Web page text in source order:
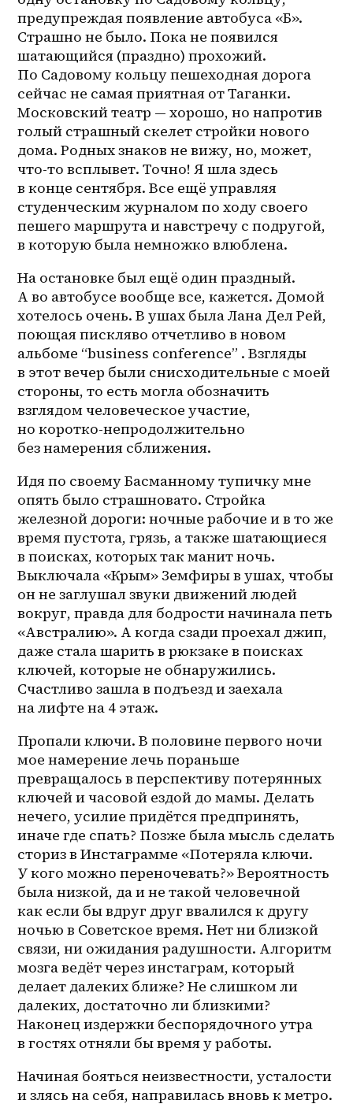
предупреждая появление автобуса «Б».
Страшно не было. Пока не появился
шатающийся (праздно) прохожий.
По Садовому кольцу пешеходная дорога
сейчас не самая приятная от Таганки.
Московский театр — хорошо, но напротив
голый страшный скелет стройки нового
дома. Родных знаков не вижу, но, может,
что-то всплывет. Точно! Я шла здесь
в конце сентября. Все ещё управляя
студенческим журналом по ходу своего
пешего маршрута и навстречу с подругой,
в которую была немножко влюблена.
На остановке был ещё один праздный.
А во автобусе вообще все, кажется. Домой
хотелось очень. В ушах была Лана Дел Рей,
поющая пискляво отчетливо в новом
альбоме “business conference” . Взгляды
в этот вечер были снисходительные с моей
стороны, то есть могла обозначить
взглядом человеческое участие,
но коротко-непродолжительно
без намерения сближения.
Идя по своему Басманному тупичку мне
опять было страшновато. Стройка
железной дороги: ночные рабочие и в то же
время пустота, грязь, а также шатающиеся
в поисках, которых так манит ночь.
Выключала «Крым» Земфиры в ушах, чтобы
он не заглушал звуки движений людей
вокруг, правда для бодрости начинала петь
«Австралию». А когда сзади проехал джип,
даже стала шарить в рюкзаке в поисках
ключей, которые не обнаружились.
Счастливо зашла в подъезд и заехала
на лифте на 4 этаж.
Пропали ключи. В половине первого ночи
мое намерение лечь пораньше
превращалось в перспективу потерянных
ключей и часовой ездой до мамы. Делать
нечего, усилие придётся предпринять,
иначе где спать? Позже была мысль сделать
сториз в Инстаграмме «Потеряла ключи.
У кого можно переночевать?» Вероятность
была низкой, да и не такой человечной
как если бы вдруг друг ввалился к другу
ночью в Советское время. Нет ни близкой
связи, ни ожидания радушности. Алгоритм
мозга ведёт через инстаграм, который
делает далеких ближе? Не слишком ли
далеких, достаточно ли близкими?
Наконец издержки беспорядочного утра
в гостях отняли бы время у работы.
Начиная бояться неизвестности, усталости